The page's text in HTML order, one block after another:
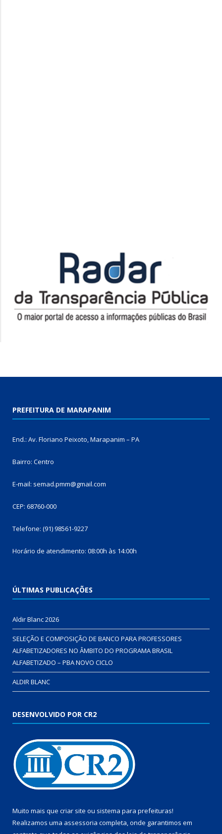
PREFEITURA DE MARAPANIM
End.: Av. Floriano Peixoto, Marapanim – PA
Bairro: Centro
E-mail: semad.pmm@gmail.com
CEP: 68760-000
Telefone: (91) 98561-9227
Horário de atendimento: 08:00h às 14:00h
ÚLTIMAS PUBLICAÇÕES
Aldir Blanc 2026
SELEÇÃO E COMPOSIÇÃO DE BANCO PARA PROFESSORES
ALFABETIZADORES NO ÂMBITO DO PROGRAMA BRASIL
ALFABETIZADO – PBA NOVO CICLO
ALDIR BLANC
DESENVOLVIDO POR CR2
Muito mais que criar site ou sistema para prefeituras!
Realizamos uma assessoria completa, onde garantimos em